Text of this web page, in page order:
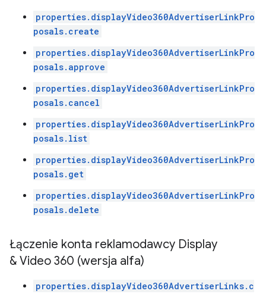
properties.displayVideo360AdvertiserLinkPro
posals.create
properties.displayVideo360AdvertiserLinkPro
posals.approve
properties.displayVideo360AdvertiserLinkPro
posals.cancel
properties.displayVideo360AdvertiserLinkPro
posals.list
properties.displayVideo360AdvertiserLinkPro
posals.get
properties.displayVideo360AdvertiserLinkPro
posals.delete
Łączenie konta reklamodawcy Display
& Video 360 (wersja alfa)
properties.displayVideo360AdvertiserLinks.c